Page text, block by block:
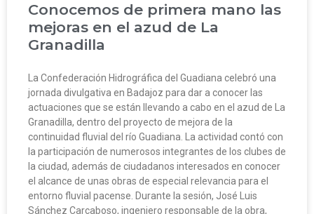
Conocemos de primera mano las
mejoras en el azud de La
Granadilla
La Confederación Hidrográfica del Guadiana celebró una
jornada divulgativa en Badajoz para dar a conocer las
actuaciones que se están llevando a cabo en el azud de La
Granadilla, dentro del proyecto de mejora de la
continuidad fluvial del río Guadiana. La actividad contó con
la participación de numerosos integrantes de los clubes de
la ciudad, además de ciudadanos interesados en conocer
el alcance de unas obras de especial relevancia para el
entorno fluvial pacense. Durante la sesión, José Luis
Sánchez Carcaboso, ingeniero responsable de la obra,